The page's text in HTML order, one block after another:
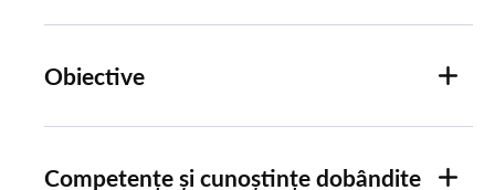
Obiective
Competențe și cunoștințe dobândite